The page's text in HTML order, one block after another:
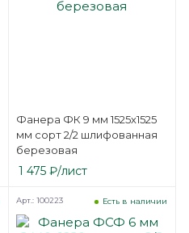
Фанера ФК 9 мм 1525х1525
мм сорт 2/2 шлифованная
березовая
1 475₽/лист
Есть в наличии
Арт.: 100223